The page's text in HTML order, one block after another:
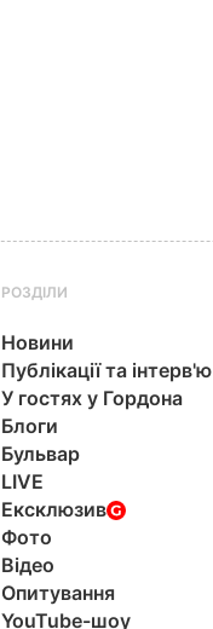
РОЗДІЛИ
Новини
Публікації та інтерв'ю
У гостях у Гордона
Блоги
Бульвар
LIVE
Ексклюзив
Фото
Відео
Опитування
YouTube-шоу